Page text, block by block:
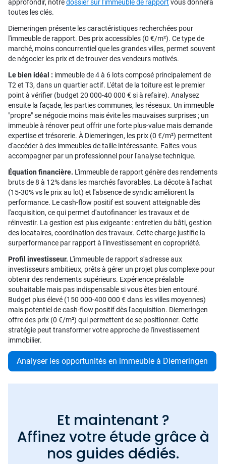
approfondir, notredossier sur l'immeuble de rapport vous donnera
toutes les clés.
Diemeringen présente les caractéristiques recherchées pour
l'immeuble de rapport. Des prix accessibles (0 €/m²). Ce type de
marché, moins concurrentiel que les grandes villes, permet souvent
de négocier les prix et de trouver des vendeurs motivés.
Le bien idéal : immeuble de 4 à 6 lots composé principalement de
T2 et T3, dans un quartier actif. L'état de la toiture est le premier
point à vérifier (budget 20 000-40 000 € si à refaire). Analysez
ensuite la façade, les parties communes, les réseaux. Un immeuble
"propre" se négocie moins mais évite les mauvaises surprises ; un
immeuble à rénover peut offrir une forte plus-value mais demande
expertise et trésorerie. À Diemeringen, les prix (0 €/m²) permettent
d'accéder à des immeubles de taille intéressante. Faites-vous
accompagner par un professionnel pour l'analyse technique.
Équation financière. L'immeuble de rapport génère des rendements
bruts de 8 à 12% dans les marchés favorables. La décote à l'achat
(15-30% vs le prix au lot) et l'absence de syndic améliorent la
performance. Le cash-flow positif est souvent atteignable dès
l'acquisition, ce qui permet d'autofinancer les travaux et de
réinvestir. La gestion est plus exigeante : entretien du bâti, gestion
des locataires, coordination des travaux. Cette charge justifie la
surperformance par rapport à l'investissement en copropriété.
Profil investisseur. L'immeuble de rapport s'adresse aux
investisseurs ambitieux, prêts à gérer un projet plus complexe pour
obtenir des rendements supérieurs. Expérience préalable
souhaitable mais pas indispensable si vous êtes bien entouré.
Budget plus élevé (150 000-400 000 € dans les villes moyennes)
mais potentiel de cash-flow positif dès l'acquisition. Diemeringen
offre des prix (0 €/m²) qui permettent de se positionner. Cette
stratégie peut transformer votre approche de l'investissement
immobilier.
Analyser les opportunités en immeuble à Diemeringen
Et maintenant ?
Affinez votre étude grâce à
nos guides dédiés.